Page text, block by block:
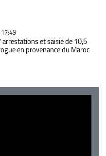
arrestations et saisie de 10,5
en provenance du Maroc